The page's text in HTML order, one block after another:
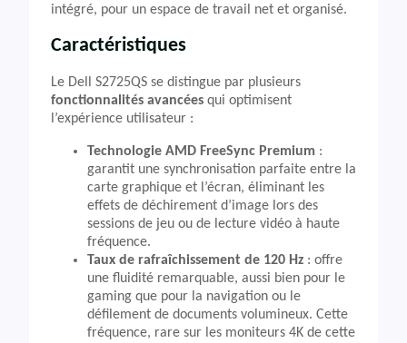
intégré, pour un espace de travail net et organisé.
Caractéristiques
Le Dell S2725QS se distingue par plusieurs
fonctionnalités avancées qui optimisent
l’expérience utilisateur :
Technologie AMD FreeSync Premium :
garantit une synchronisation parfaite entre la
carte graphique et l’écran, éliminant les
effets de déchirement d’image lors des
sessions de jeu ou de lecture vidéo à haute
fréquence.
Taux de rafraîchissement de 120 Hz : offre
une fluidité remarquable, aussi bien pour le
gaming que pour la navigation ou le
défilement de documents volumineux. Cette
fréquence, rare sur les moniteurs 4K de cette